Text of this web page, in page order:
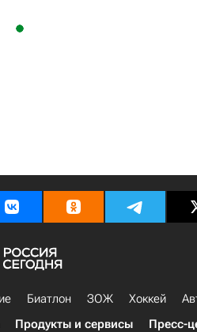
Биатлон ЗОЖ Хоккей
Продукты и сервисы Пресс-